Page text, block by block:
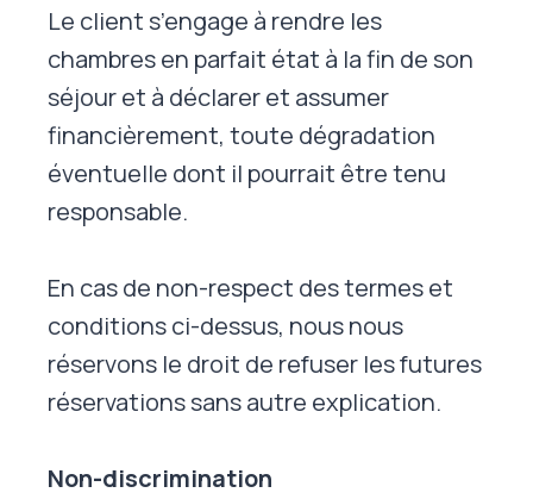
Le client s’engage à rendre les
chambres en parfait état à la fin de son
séjour et à déclarer et assumer
financièrement, toute dégradation
éventuelle dont il pourrait être tenu
responsable.
En cas de non-respect des termes et
conditions ci-dessus, nous nous
réservons le droit de refuser les futures
réservations sans autre explication.
Non-discrimination